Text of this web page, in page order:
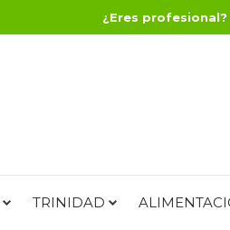
¿Eres profesional?
TRINIDAD